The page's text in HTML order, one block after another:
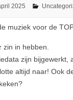
2025
muziek voor de
zin in hebben.
zijn bijgewerkt,
altijd naar! Ook